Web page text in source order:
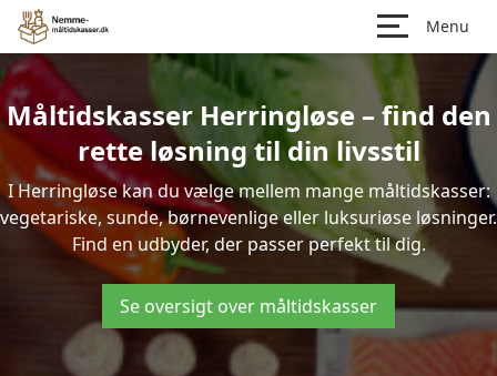
Menu
Måltidskasser Herringløse – find den
rette løsning til din livsstil
I Herringløse kan du vælge mellem mange måltidskasser:
vegetariske, sunde, børnevenlige eller luksuriøse løsninger.
Find en udbyder, der passer perfekt til dig.
Se oversigt over måltidskasser